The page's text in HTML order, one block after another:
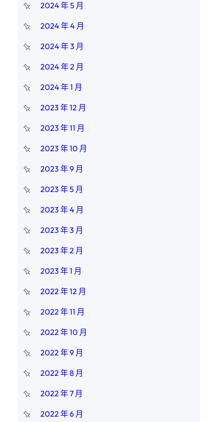
2024 年 5 月
2024 年 4 月
2024 年 3 月
2024 年 2 月
2024 年 1 月
2023 年 12 月
2023 年 11 月
2023 年 10 月
2023 年 9 月
2023 年 5 月
2023 年 4 月
2023 年 3 月
2023 年 2 月
2023 年 1 月
2022 年 12 月
2022 年 11 月
2022 年 10 月
2022 年 9 月
2022 年 8 月
2022 年 7 月
2022 年 6 月